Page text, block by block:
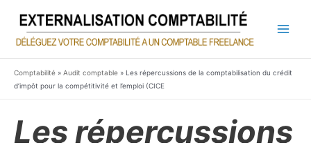
contenu
Comptabilité » Audit comptable » Les répercussions de la comptabilisation du crédit
d’impôt pour la compétitivité et l’emploi (CICE
Les répercussions